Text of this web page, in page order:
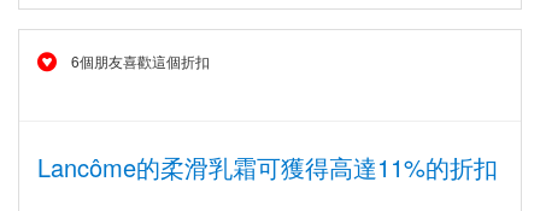
6個朋友喜歡這個折扣
Lancôme的柔滑乳霜可獲得高達11%的折扣